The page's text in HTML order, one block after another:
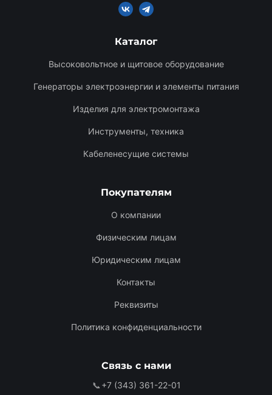
Каталог
Высоковольтное и щитовое оборудование
Генераторы электроэнергии и элементы питания
Изделия для электромонтажа
Инструменты, техника
Кабеленесущие системы
Покупателям
О компании
Физическим лицам
Юридическим лицам
Контакты
Реквизиты
Политика конфиденциальности
Связь с нами
📞 +7 (343) 361-22-01